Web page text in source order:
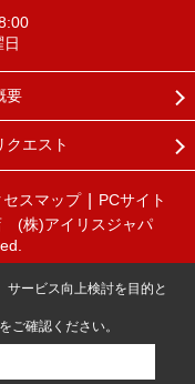
日
要
クエスト
セスマップ
PCサイト
(株)アイリスジャパ
サービス向上検討を目的と
をご確認ください。